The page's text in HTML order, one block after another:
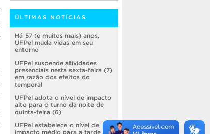
ÚLTIMAS NOTÍCIAS
Há 57 (e muitos mais) anos,
UFPel muda vidas em seu
entorno
UFPel suspende atividades
presenciais nesta sexta-feira (7)
em razão dos efeitos do
temporal
UFPel adota o nível de impacto
alto para o turno da noite de
quinta-feira (6)
UFPel estabelece o nível de
impacto médio para a tarde de